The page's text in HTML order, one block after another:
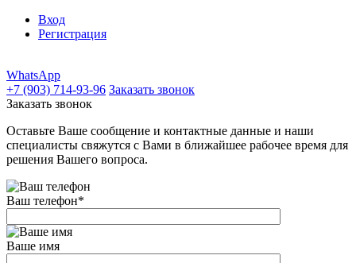
Вход
Регистрация
WhatsApp
+7 (903) 714-93-96 Заказать звонок
Заказать звонок
Оставьте Ваше сообщение и контактные данные и наши
специалисты свяжутся с Вами в ближайшее рабочее время для
решения Вашего вопроса.
Ваш телефон*
Ваше имя